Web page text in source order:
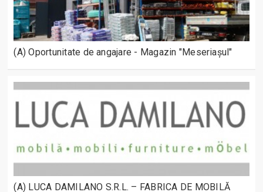
(A) Oportunitate de angajare - Magazin "Meseriașul"
(A) LUCA DAMILANO S.R.L. – FABRICA DE MOBILĂ